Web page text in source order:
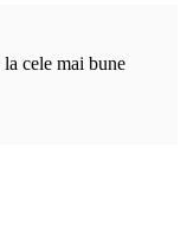
la cele mai bune